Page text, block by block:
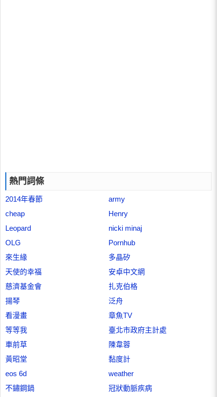
熱門詞條
2014年春節
army
cheap
Henry
Leopard
nicki minaj
OLG
Pornhub
來生緣
多晶矽
天使的幸福
安卓中文網
慈濟基金會
扎克伯格
揚琴
泛舟
看漫畫
章魚TV
等等我
臺北市政府主計處
車前草
陳韋蓉
黃昭堂
黏度計
eos 6d
weather
不鏽鋼鍋
冠狀動脈疾病